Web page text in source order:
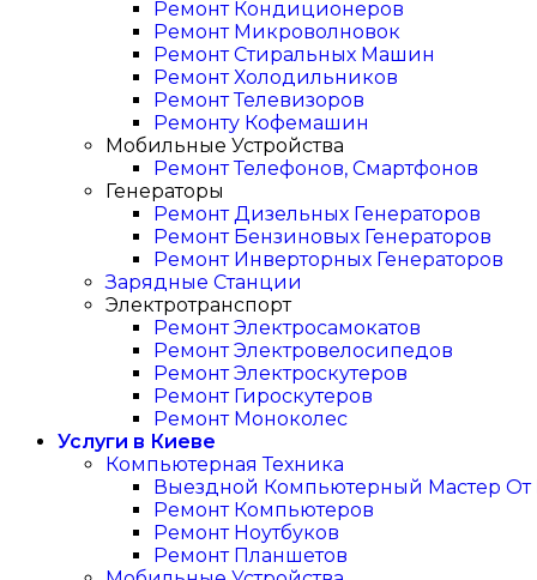
Ремонт Кондиционеров
Ремонт Микроволновок
Ремонт Стиральных Машин
Ремонт Холодильников
Ремонт Телевизоров
Ремонту Кофемашин
Мобильные Устройства
Ремонт Телефонов, Смартфонов
Генераторы
Ремонт Дизельных Генераторов
Ремонт Бензиновых Генераторов
Ремонт Инверторных Генераторов
Зарядные Станции
Электротранспорт
Ремонт Электросамокатов
Ремонт Электровелосипедов
Ремонт Электроскутеров
Ремонт Гироскутеров
Ремонт Моноколес
Услуги в Киеве
Компьютерная Техника
Выездной Компьютерный Мастер От
Ремонт Компьютеров
Ремонт Ноутбуков
Ремонт Планшетов